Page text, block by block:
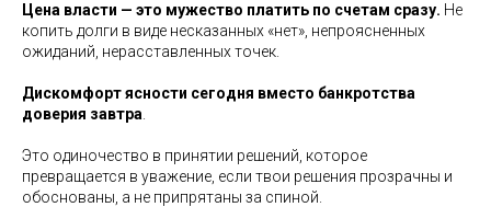
Цена власти — это мужество платить по счетам сразу. Не
копить долги в виде несказанных «нет», непроясненных
ожиданий, нерасставленных точек.
Дискомфорт ясности сегодня вместо банкротства
доверия завтра
Это одиночество в принятии решений, которое
превращается в уважение, если твои решения прозрачны и
обоснованы, а не припрятаны за спиной.